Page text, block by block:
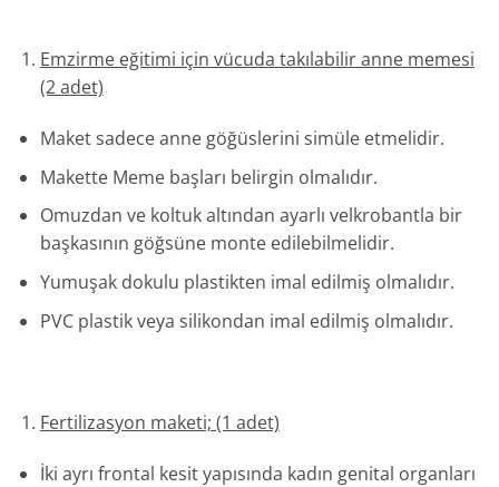
Emzirme eğitimi için vücuda takılabilir anne memesi
(2 adet)
Maket sadece anne göğüslerini simüle etmelidir.
Makette Meme başları belirgin olmalıdır.
Omuzdan ve koltuk altından ayarlı velkrobantla bir
başkasının göğsüne monte edilebilmelidir.
Yumuşak dokulu plastikten imal edilmiş olmalıdır.
PVC plastik veya silikondan imal edilmiş olmalıdır.
Fertilizasyon maketi; (1 adet)
İki ayrı frontal kesit yapısında kadın genital organları